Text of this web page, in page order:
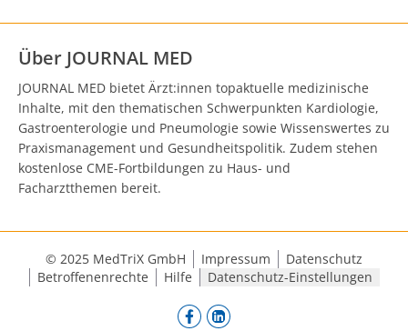
Über JOURNAL MED
JOURNAL MED bietet Ärzt:innen topaktuelle medizinische
Inhalte, mit den thematischen Schwerpunkten Kardiologie,
Gastroenterologie und Pneumologie sowie Wissenswertes zu
Praxismanagement und Gesundheitspolitik. Zudem stehen
kostenlose CME-Fortbildungen zu Haus- und
Facharztthemen bereit.
© 2025 MedTriX GmbH Impressum
Datenschutz
Betroffenenrechte
Hilfe Datenschutz-Einstellungen